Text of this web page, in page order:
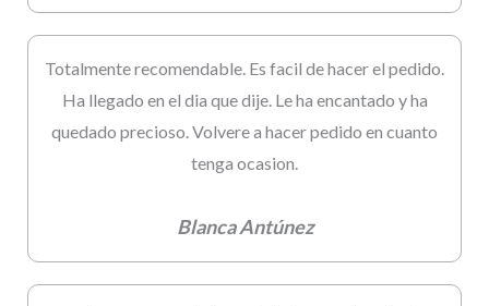
Totalmente recomendable. Es facil de hacer el pedido.
Ha llegado en el dia que dije. Le ha encantado y ha
quedado precioso. Volvere a hacer pedido en cuanto
tenga ocasion.
Blanca Antúnez